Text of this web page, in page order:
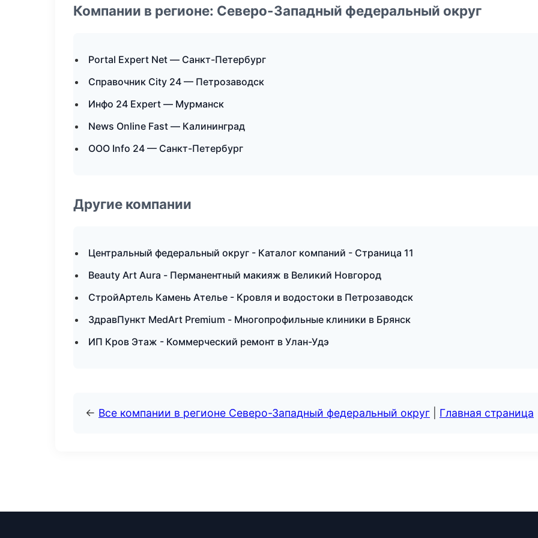
Компании в регионе: Северо-Западный федеральный округ
Portal Expert Net — Санкт-Петербург
Справочник City 24 — Петрозаводск
Инфо 24 Expert — Мурманск
News Online Fast — Калининград
ООО Info 24 — Санкт-Петербург
Другие компании
Центральный федеральный округ - Каталог компаний - Страница 11
Beauty Art Aura - Перманентный макияж в Великий Новгород
СтройАртель Камень Ателье - Кровля и водостоки в Петрозаводск
ЗдравПункт MedArt Premium - Многопрофильные клиники в Брянск
ИП Кров Этаж - Коммерческий ремонт в Улан-Удэ
← Все компании в регионе Северо-Западный федеральный округ Главная страница